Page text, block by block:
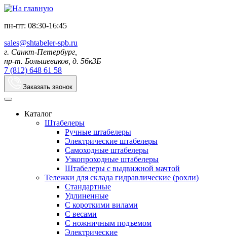
пн-пт: 08:30-16:45
sales@shtabeler-spb.ru
г. Санкт-Петербург,
пр-т. Большевиков, д. 56к3Б
7 (812) 648 61 58
Заказать звонок
Каталог
Штабелеры
Ручные штабелеры
Электрические штабелеры
Самоходные штабелеры
Узкопроходные штабелеры
Штабелеры с выдвижной мачтой
Тележки для склада гидравлические (рохли)
Стандартные
Удлиненные
С короткими вилами
С весами
С ножничным подъемом
Электрические